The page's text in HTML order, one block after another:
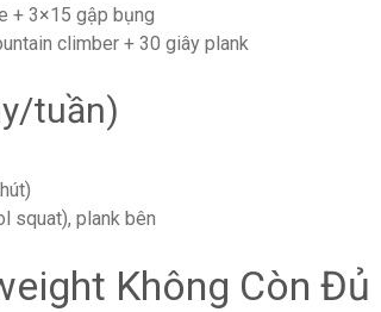
+ 3×15 gập bụng
climber + 30 giây plank
tuần)
squat), plank bên
Không Còn Đủ